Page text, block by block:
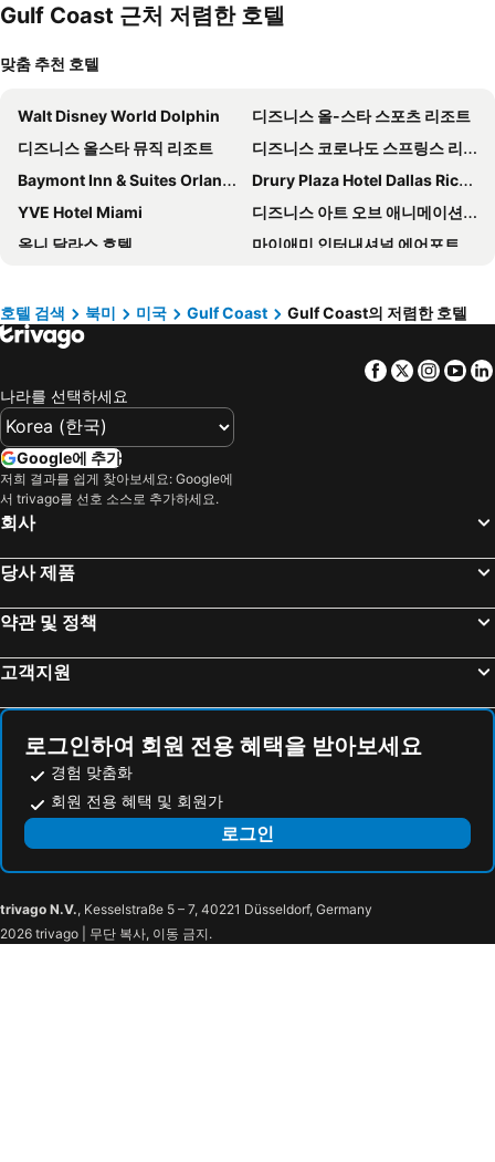
Gulf Coast 근처 저렴한 호텔
맞춤 추천 호텔
Walt Disney World Dolphin
디즈니스 올-스타 스포츠 리조트
디즈니스 올스타 뮤직 리조트
디즈니스 코로나도 스프링스 리조트
Baymont Inn & Suites Orlando Universal Blvd
Drury Plaza Hotel Dallas Richardson
YVE Hotel Miami
디즈니스 아트 오브 애니메이션 리조트
옴니 달라스 호텔
마이애미 인터내셔널 에어포트 호텔
Disney's Contemporary Resort
하얏트 리젠시 올랜도 인터내셔널 에어포트
Disney's Beach Club Resort
Omni La Mansion del Rio
Intercontinental Hotels New Orleans By Ihg
voco Sandpiper All-Inclusive Resort by IHG
Yacht Haven
샌데스틴 골프 앤드 비치 리조트
La Quinta Inn & Suites by Wyndham Lubbock South
하얏트 리젠시 힐 컨트리 리조트 & 스파
Hampton Inn Pensacola Beach
The Woodlands Resort, Curio Collection by Hilton
Hampton Inn & Suites Mobile I-65@ Airport Blvd
리틀 팜 아일랜드 리조트 & 스파 - 노블 하우스 리조트
Wind Creek Wetumpka
보드워크 비치 리조트 바이 팬핸들 겟어웨이즈
힐튼 뉴올리언스 리버사이드
Wyndham Garden Fort Walton Beach Destin
Hotel 1928
샘스 타운 호텔 앤드 카지노
Hotel Lydia
Seaside Boutique Hotel
플랜테이션 스위트 & 컨퍼런스 센터
Wingate by Wyndham San Marcos
호텔 검색 북미 미국 Gulf Coast Gulf Coast의 저렴한 호텔
Facebook
Twitter
나라를 선택하세요
Google에 추가
저희 결과를 쉽게 찾아보세요: Google에
서 trivago를 선호 소스로 추가하세요.
회사
당사 제품
약관 및 정책
고객지원
로그인하여 회원 전용 혜택을 받아보세요
경험 맞춤화
회원 전용 혜택 및 회원가
로그인
trivago N.V., Kesselstraße 5 – 7, 40221 Düsseldorf, Germany
2026 trivago | 무단 복사, 이동 금지.